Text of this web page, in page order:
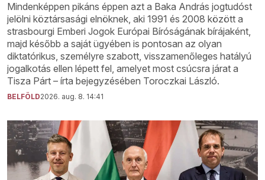
Mindenképpen pikáns éppen azt a Baka András jogtudóst
jelölni köztársasági elnöknek, aki 1991 és 2008 között a
strasbourgi Emberi Jogok Európai Bíróságának bírájaként,
majd később a saját ügyében is pontosan az olyan
diktatórikus, személyre szabott, visszamenőleges hatályú
jogalkotás ellen lépett fel, amelyet most csúcsra járat a
Tisza Párt – írta bejegyzésében Toroczkai László.
BELFÖLD2026. aug. 8. 14:41